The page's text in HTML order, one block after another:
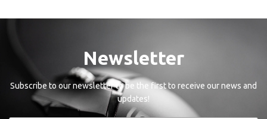
Newsletter
Subscribe to our newsletter to be the first to receive our news and
updates!